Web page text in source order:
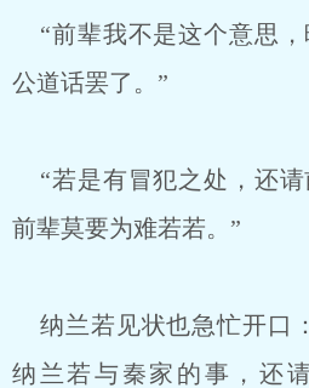
“前辈我不是这个意思，
公道话罢了。”
“若是有冒犯之处，还请
前辈莫要为难若若。”
纳兰若见状也急忙开口
纳兰若与秦家的事，还